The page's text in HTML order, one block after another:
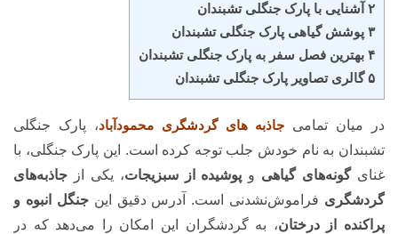
۲ آشنایی با پارک جنگلی تشبندان
۳ پوشش گیاهی پارک جنگلی تشبندان
۴ بهترین فصل سفر به پارک جنگلی تشبندان
۵ گالری تصاویر پارک جنگلی تشبندان
در میان تمامی جاذبه های گردشگری محمودآباد، پارک جنگلی
تشبندان به نام خودش جلب توجه کرده است. این پارک جنگلی، با
غنایگونه‌های گیاهی و پوشیده از سبزیجات، یکی از جاذبه‌های
گردشگری فراموش‌نشدنی است. آدرس دقیق اینجنگل انبوه و
پراکنده از درختان، به گردشگران این امکان را می‌دهد که در